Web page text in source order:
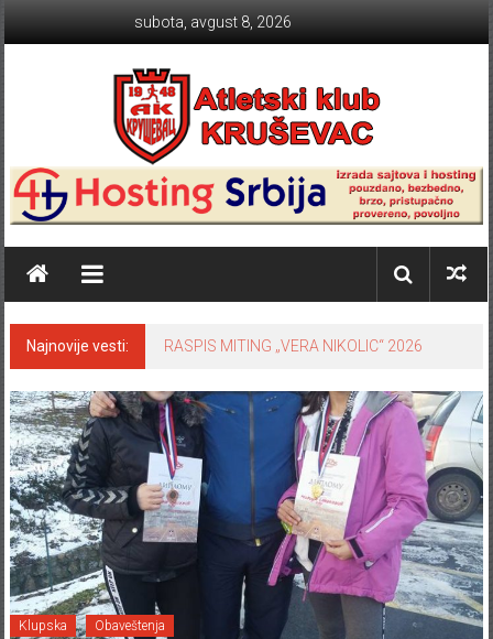
subota, avgust 8, 2026
Atletski klub KRUŠEVAC
Najnovije vesti: RASPIS MITING „VERA NIKOLIC“ 2026
Klupska Obaveštenja